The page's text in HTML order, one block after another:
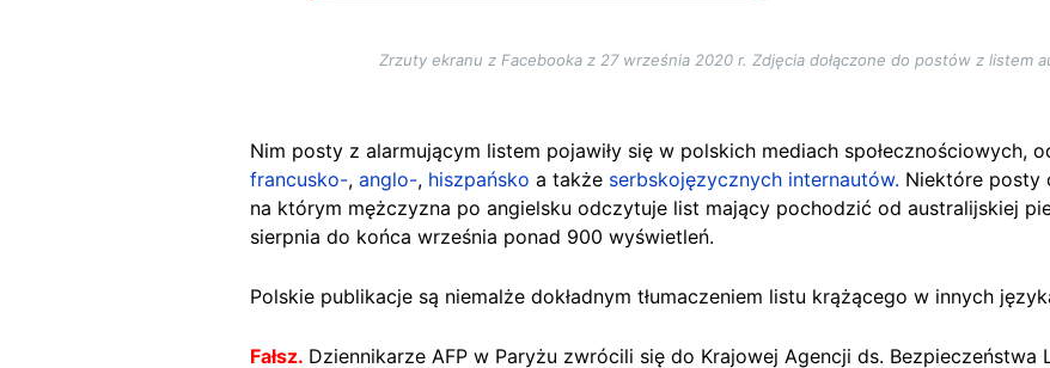
Zrzuty ekranu z Facebooka z 27 września 2020 r. Zdjęcia dołączone do postów z listem
Nim posty z alarmującym listem pojawiły się w polskich mediach społecznościowych,
francusko-, anglo-, hiszpańsko a także serbskojęzycznych internautów. Niektóre posty
na którym mężczyzna po angielsku odczytuje list mający pochodzić od australijskiej
sierpnia do końca września ponad 900 wyświetleń.
Polskie publikacje są niemalże dokładnym tłumaczeniem listu krążącego w innych
Fałsz. Dziennikarze AFP w Paryżu zwrócili się do Krajowej Agencji ds.